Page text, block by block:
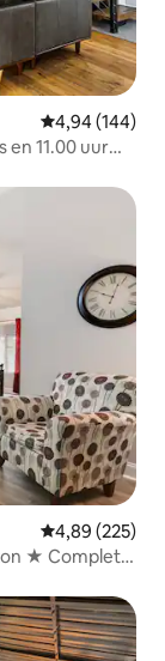
Gemiddelde
4,94 (144)
en 11.00 uur
Gemiddelde
4,89 (225)
★ Complete